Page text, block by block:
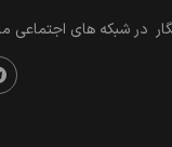
در شبکه های اجتماعی ما